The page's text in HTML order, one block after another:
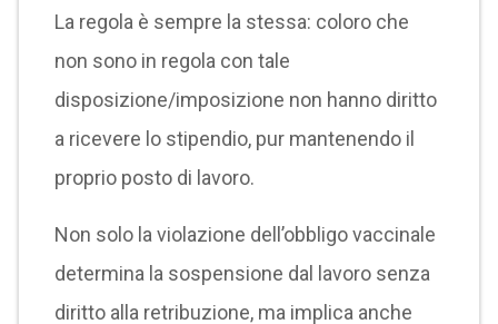
La regola è sempre la stessa: coloro che
non sono in regola con tale
disposizione/imposizione non hanno diritto
a ricevere lo stipendio, pur mantenendo il
proprio posto di lavoro.
Non solo la violazione dell’obbligo vaccinale
determina la sospensione dal lavoro senza
diritto alla retribuzione, ma implica anche